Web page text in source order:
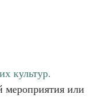
культур.
мероприятия или